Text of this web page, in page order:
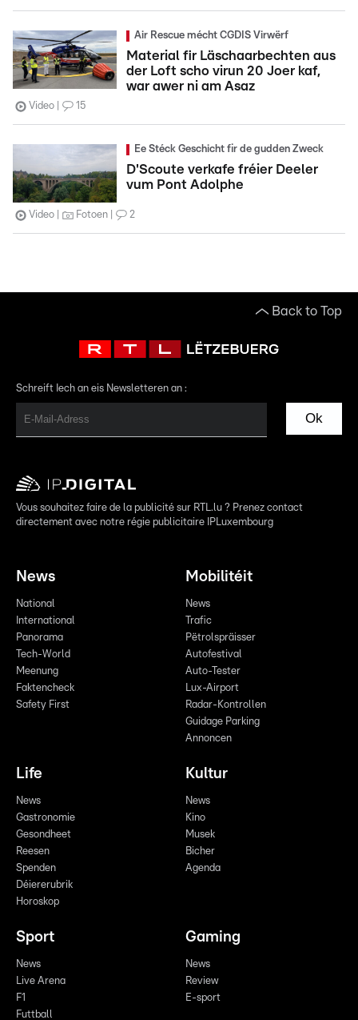
Air Rescue mécht CGDIS Virwërf
Material fir Läschaarbechten aus
der Loft scho virun 20 Joer kaf,
war awer ni am Asaz
Video 15
Ee Stéck Geschicht fir de gudden Zweck
D'Scoute verkafe fréier Deeler
vum Pont Adolphe
Video Fotoen 2
Back to Top
Schreift Iech an eis Newsletteren an :
Ok
Vous souhaitez faire de la publicité sur RTL.lu ? Prenez contact
directement avec notre régie publicitaire IPLuxembourg
News
National
International
Panorama
Tech-World
Meenung
Faktencheck
Safety First
Mobilitéit
News
Trafic
Pëtrolspräisser
Autofestival
Auto-Tester
Lux-Airport
Radar-Kontrollen
Guidage Parking
Annoncen
Life
News
Gastronomie
Gesondheet
Reesen
Spenden
Déiererubrik
Horoskop
Kultur
News
Kino
Musek
Bicher
Agenda
Sport
News
Live Arena
F1
Futtball
Gaming
News
Review
E-sport